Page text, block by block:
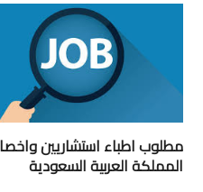
مطلوب اطباء استشاريين
المملكة العربية السعودية